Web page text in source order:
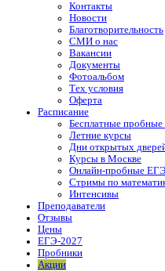
Контакты
Новости
Благотворительность
СМИ о нас
Вакансии
Документы
Фотоальбом
Тех условия
Оферта
Расписание
Бесплатные
Летние курсы
Дни открытых
Курсы в Москве
Онлайн-пробные ЕГЭ
Стримы по
Интенсивы
Преподаватели
Отзывы
Цены
ЕГЭ-2027
Пробники
Акции